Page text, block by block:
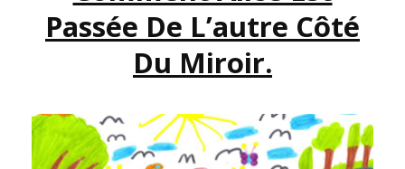
Passée De L’autre Côté
Du Miroir.